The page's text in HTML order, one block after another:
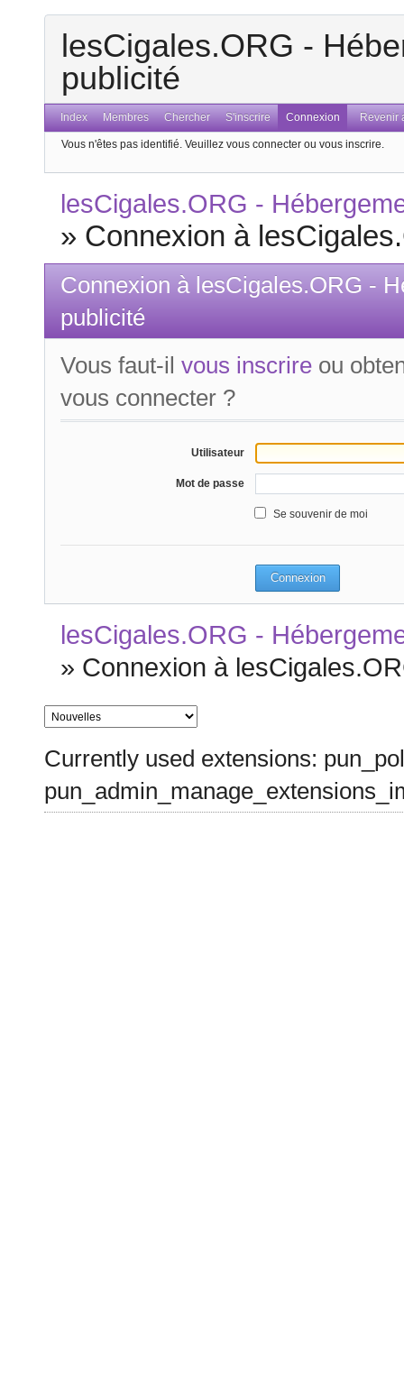
lesCigales.ORG -
publicité
Index Membres Chercher S'inscrire Connexion Revenir
Vous n'êtes pas identifié. Veuillez vous connecter ou vous inscrire.
lesCigales.ORG -
» Connexion à
Connexion à lesCigales.ORG -
publicité
Vous faut-il vous inscrire ou
vous connecter ?
Utilisateur
Mot de passe
Se souvenir de moi
lesCigales.ORG -
» Connexion à
Currently used extensions: